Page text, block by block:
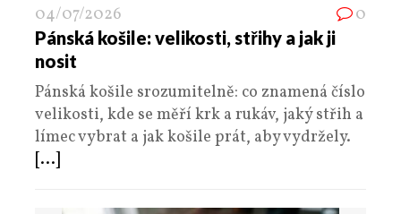
04/07/2026 0
Pánská košile: velikosti, střihy a jak ji
nosit
Pánská košile srozumitelně: co znamená číslo
velikosti, kde se měří krk a rukáv, jaký střih a
límec vybrat a jak košile prát, aby vydržely.
[...]